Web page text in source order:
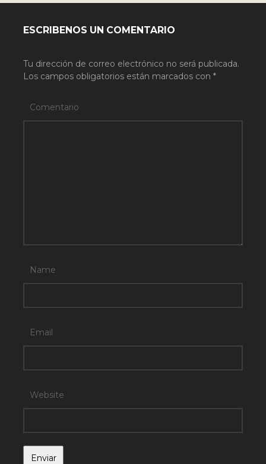
ESCRIBENOS UN COMENTARIO
Tu dirección de correo electrónico no será publicada.
Los campos obligatorios están marcados con *
Comentario
Name
Email
Website